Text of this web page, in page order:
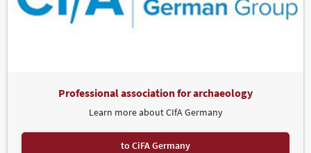
Professional association for archaeology
Learn more about CIfA Germany
to CiFA Germany